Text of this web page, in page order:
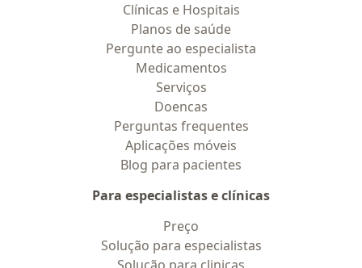
Clínicas e Hospitais
Planos de saúde
Pergunte ao especialista
Medicamentos
Serviços
Doencas
Perguntas frequentes
Aplicações móveis
Blog para pacientes
Para especialistas e clínicas
Preço
Solução para especialistas